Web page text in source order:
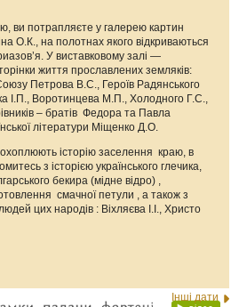
ви потрапляєте у галерею картин
О.К., на полотнах якого відкриваються
У виставковому залі —
життя прославлених земляків:
Петрова В.С., Героїв Радянського
І.П., Воротинцева М.П., Холодного Г.С.,
– братів Федора та Павла
літератури Міщенко Д.О.
історію заселення краю, в
з історією українського глечика,
бекира (мідне відро) ,
смачної петули , а також з
цих народів : Віхляєва І.І., Христо
Інші дати